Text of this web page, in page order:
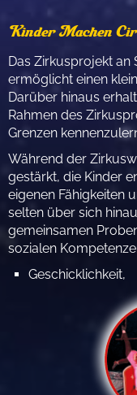
Kinder Machen
Das Zirkusprojekt an
ermöglicht einen
Darüber hinaus
Rahmen des
Grenzen
Während der
gestärkt, die Kinder
eigenen Fähigkeiten
selten über sich
gemeinsamen
sozialen
Geschicklichkeit,